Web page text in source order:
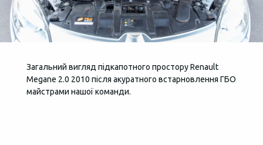
Загальний вигляд підкапотного простору Renault
Megane 2.0 2010 після акуратного встарновлення ГБО
майстрами нашої команди.